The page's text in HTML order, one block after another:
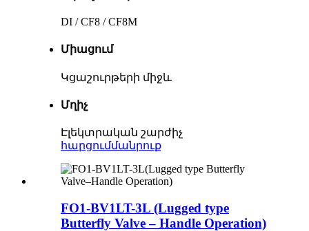
DI / CF8 / CF8M
Միացում
Կցաշուրթերի միջև
Մղիչ
Էլեկտրական շարժիչ
հարցումմանրուք
FO1-BV1LT-3L (Lugged type
Butterfly Valve – Handle Operation)